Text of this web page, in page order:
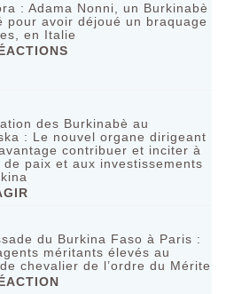
: Adama Nonni, un Burkinabè
pour avoir déjoué un braquage
en Italie
des Burkinabè au
: Le nouvel organe dirigeant
contribuer et inciter à
de paix et aux investissements
du Burkina Faso à Paris :
méritants élevés au
chevalier de l’ordre du Mérite